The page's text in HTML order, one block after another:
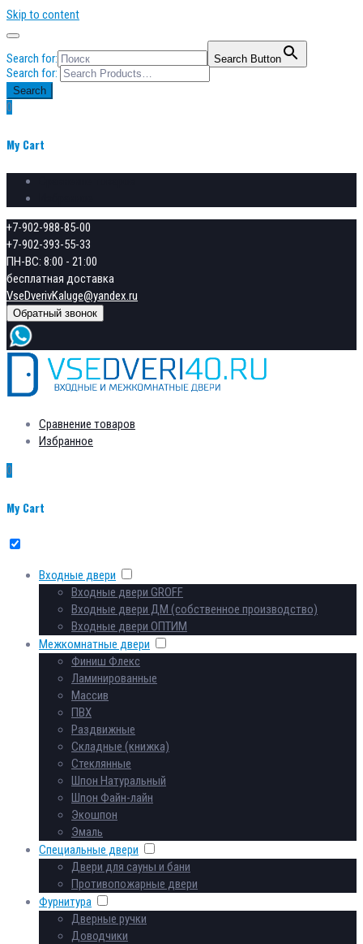
Skip to content
Search for: Search Button
Search for:
Search
0
My Cart
+7-902-988-85-00
+7-902-393-55-33
ПН-ВС: 8:00 - 21:00
бесплатная доставка
VseDverivKaluge@yandex.ru
Обратный звонок
Сравнение товаров
Избранное
0
My Cart
Входные двери
Входные двери GROFF
Входные двери ДМ (собственное производство)
Входные двери ОПТИМ
Межкомнатные двери
Финиш Флекс
Ламинированные
Массив
ПВХ
Раздвижные
Складные (книжка)
Стеклянные
Шпон Натуральный
Шпон Файн-лайн
Экошпон
Эмаль
Специальные двери
Двери для сауны и бани
Противопожарные двери
Фурнитура
Дверные ручки
Доводчики